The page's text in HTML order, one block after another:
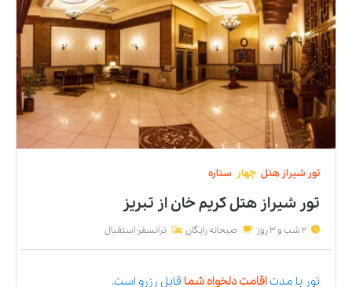
تور شیراز هتل چهار ستاره
تور شیراز هتل کریم خاناز تبریز
2 شب و 3 روز صبحانه رایگان ترانسفر استقبال
تور با مدتاقامت دلخواه شما قابل رزرو است.